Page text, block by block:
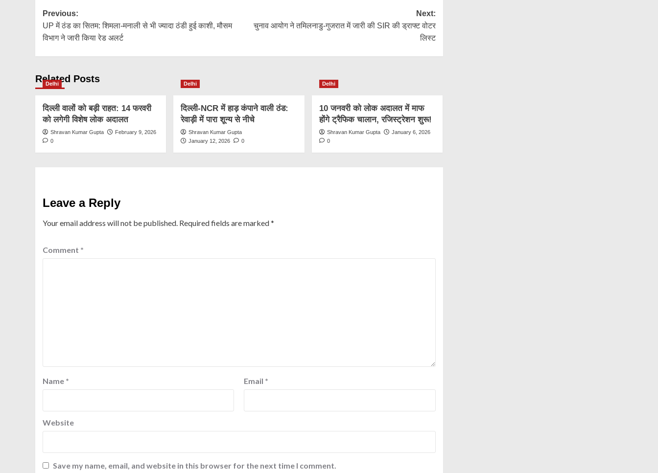
Post
navigation
Previous:
UP में ठंड का सितम: शिमला-मनाली से भी ज्यादा ठंडी हुई काशी, मौसम
विभाग ने जारी किया रेड अलर्ट
Next:
चुनाव आयोग ने तमिलनाडु-गुजरात में जारी की SIR की ड्राफ्ट वोटर
लिस्ट
Related Posts
Delhi
दिल्ली वालों को बड़ी राहत: 14 फरवरी
को लगेगी विशेष लोक अदालत
Shravan Kumar Gupta
February 9, 2026
0
Delhi
दिल्ली-NCR में हाड़ कंपाने वाली ठंड:
रेवाड़ी में पारा शून्य से नीचे
Shravan Kumar Gupta
January 12, 2026
0
Delhi
10 जनवरी को लोक अदालत में माफ
होंगे ट्रैफिक चालान, रजिस्ट्रेशन शुरू!
Shravan Kumar Gupta
January 6, 2026
0
Leave a Reply
Your email address will not be published. Required fields are marked*
Comment *
Name * Email *
Website
Save my name, email, and website in this browser for the next time I comment.